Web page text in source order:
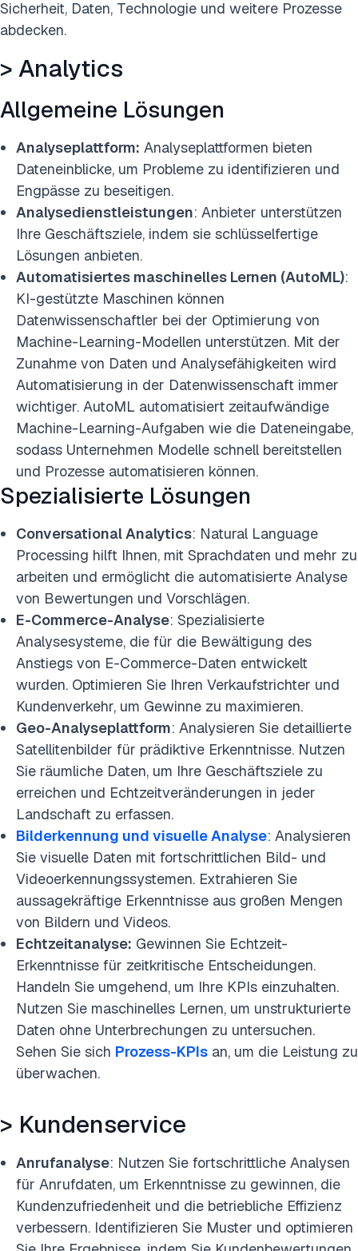
Filter
Industrie
Versicherung EnergieFinanzdienstleistungenGesundheitspflege
Einzelhandel Transport / Versand
TechnologieUnterhaltungFreizeit / Reisen
Medien / VerlagswesenHerstellungSpeisen / Getränke
Pharma / KosmetikSoziale und bürgerliche Organisationen
SportProfessionelle DienstleistungenAusbildungRegierung
Verteidigung / Militär / Weltraum
Geschäftsfunktion
Finanzen DatenVerkäufe
Analysen
Betrieb MaschinenbauKreditvergabe Personalwesen
Fertig
Sicherheit, Daten, Technologie und weitere Prozesse
abdecken.
> Analytics
Allgemeine Lösungen
Analyseplattform: Analyseplattformen bieten
Dateneinblicke, um Probleme zu identifizieren und
Engpässe zu beseitigen.
Analysedienstleistungen: Anbieter unterstützen
Ihre Geschäftsziele, indem sie schlüsselfertige
Lösungen anbieten.
Automatisiertes maschinelles Lernen (AutoML):
KI-gestützte Maschinen können
Datenwissenschaftler bei der Optimierung von
Machine-Learning-Modellen unterstützen. Mit der
Zunahme von Daten und Analysefähigkeiten wird
Automatisierung in der Datenwissenschaft immer
wichtiger. AutoML automatisiert zeitaufwändige
Machine-Learning-Aufgaben wie die Dateneingabe,
sodass Unternehmen Modelle schnell bereitstellen
und Prozesse automatisieren können.
Spezialisierte Lösungen
Conversational Analytics: Natural Language
Processing hilft Ihnen, mit Sprachdaten und mehr zu
arbeiten und ermöglicht die automatisierte Analyse
von Bewertungen und Vorschlägen.
E-Commerce-Analyse: Spezialisierte
Analysesysteme, die für die Bewältigung des
Anstiegs von E-Commerce-Daten entwickelt
wurden. Optimieren Sie Ihren Verkaufstrichter und
Kundenverkehr, um Gewinne zu maximieren.
Geo-Analyseplattform: Analysieren Sie detaillierte
Satellitenbilder für prädiktive Erkenntnisse. Nutzen
Sie räumliche Daten, um Ihre Geschäftsziele zu
erreichen und Echtzeitveränderungen in jeder
Landschaft zu erfassen.
Bilderkennung und visuelle Analyse: Analysieren
Sie visuelle Daten mit fortschrittlichen Bild- und
Videoerkennungssystemen. Extrahieren Sie
aussagekräftige Erkenntnisse aus großen Mengen
von Bildern und Videos.
Echtzeitanalyse: Gewinnen Sie Echtzeit-
Erkenntnisse für zeitkritische Entscheidungen.
Handeln Sie umgehend, um Ihre KPIs einzuhalten.
Nutzen Sie maschinelles Lernen, um unstrukturierte
Daten ohne Unterbrechungen zu untersuchen.
Sehen Sie sich Prozess-KPIs an, um die Leistung zu
überwachen.
> Kundenservice
Anrufanalyse: Nutzen Sie fortschrittliche Analysen
für Anrufdaten, um Erkenntnisse zu gewinnen, die
Kundenzufriedenheit und die betriebliche Effizienz
verbessern. Identifizieren Sie Muster und optimieren